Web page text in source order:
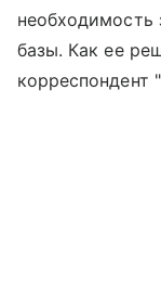
базы. Как ее
корреспондент